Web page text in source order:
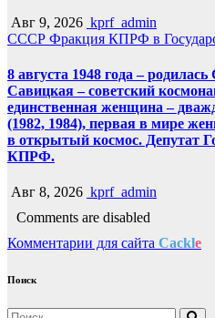
Авг 9, 2026 kprf_admin
СССР Фракция КПРФ в
8 августа 1948 года –
Савицкая – советский
единственная женщина –
(1982, 1984), первая в мире
в открытый космос. Депутат
КПРФ.
Авг 8, 2026 kprf_admin
Comments are disabled
Комментарии для сайта Cackle
Поиск